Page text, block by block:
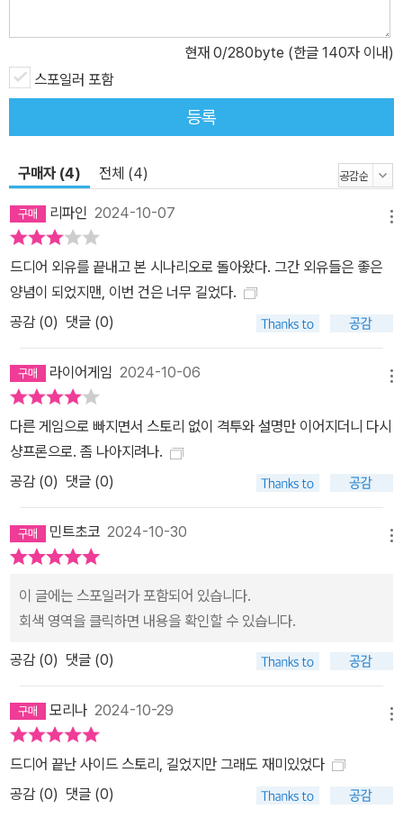
현재 0/280byte (한글 140자 이내)
스포일러 포함
등록
구매자 (4) 전체 (4)
리파인 2024-10-07
드디어 외유를 끝내고 본 시나리오로 돌아왔다. 그간 외유들은 좋은
양념이 되었지맨, 이번 건은 너무 길었다.
공감 (0) 댓글 (0)
라이어게임 2024-10-06
다른 게임으로 빠지면서 스토리 없이 격투와 설명만 이어지더니 다시
샹프론으로. 좀 나아지려나.
공감 (0) 댓글 (0)
민트초코 2024-10-30
이 글에는 스포일러가 포함되어 있습니다.
회색 영역을 클릭하면 내용을 확인할 수 있습니다.
공감 (0) 댓글 (0)
모리나 2024-10-29
드디어 끝난 사이드 스토리, 길었지만 그래도 재미있었다
공감 (0) 댓글 (0)